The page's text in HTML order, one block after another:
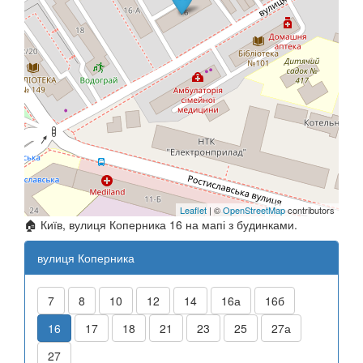
Leaflet | ©OpenStreetMapcontributors
🏠 Київ, вулиця Коперника 16 на мапі з будинками.
вулиця Коперника
7 8 10 12 14 16а
16б
16
17 18 21 23 25
27а
27